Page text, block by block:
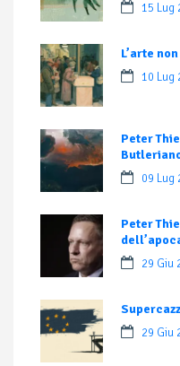
15 Lug
L’arte
10 Lug
Peter
09 Lug
Peter
29 Giu
29 Giu